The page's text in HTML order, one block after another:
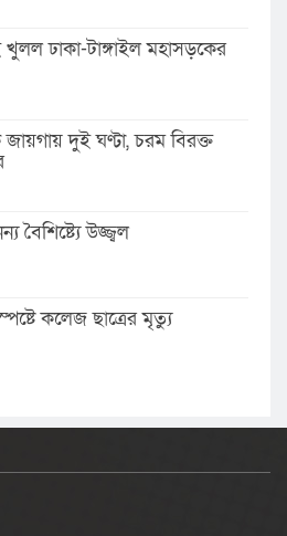
ঢাকা-টাঙ্গাইল মহাসড়কের
দুই ঘণ্টা, চরম বিরক্ত
বৈশিষ্ট্যে উজ্জ্বল
কলেজ ছাত্রের মৃত্যু